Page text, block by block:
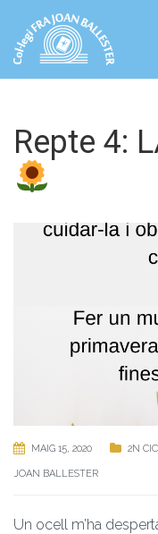
Repte 4:
MAIG 15, 2020 2N
JOAN BALLESTER
Un ocell m’ha